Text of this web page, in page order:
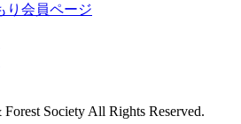
り会員ページ
Society All Rights Reserved.